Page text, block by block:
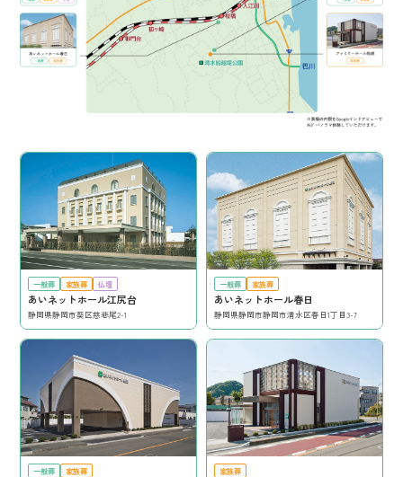
一般葬 家族葬 仏壇
あいネットホール江尻台
静岡県静岡市葵区慈悲尾2-1
一般葬 家族葬
あいネットホール春日
静岡県静岡市静岡市清水区春日1丁目3-7
一般葬 家族葬 家族葬